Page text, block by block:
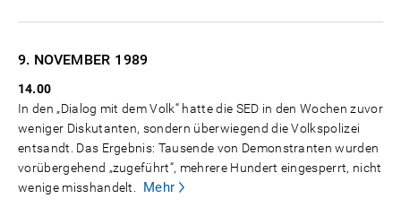
9. NOVEMBER 1989
14.00
In den „Dialog mit dem Volk“ hatte die SED in den Wochen zuvor
weniger Diskutanten, sondern überwiegend die Volkspolizei
entsandt. Das Ergebnis: Tausende von Demonstranten wurden
vorübergehend „zugeführt“, mehrere Hundert eingesperrt, nicht
wenige misshandelt.
Mehr